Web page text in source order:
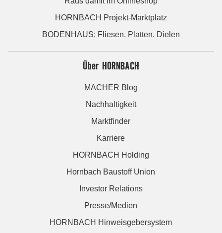
HORNBACH Projekt-Marktplatz
BODENHAUS: Fliesen. Platten. Dielen
Über HORNBACH
MACHER Blog
Nachhaltigkeit
Marktfinder
Karriere
HORNBACH Holding
Hornbach Baustoff Union
Investor Relations
Presse/Medien
HORNBACH Hinweisgebersystem